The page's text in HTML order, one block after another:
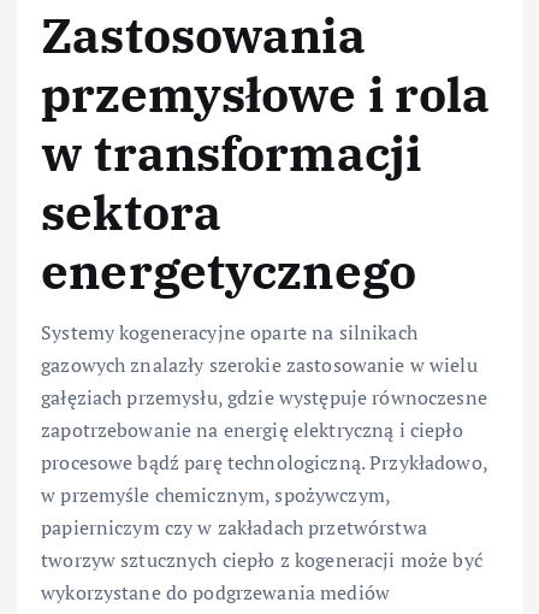
Zastosowania
przemysłowe i rola
w transformacji
sektora
energetycznego
Systemy kogeneracyjne oparte na silnikach
gazowych znalazły szerokie zastosowanie w wielu
gałęziach przemysłu, gdzie występuje równoczesne
zapotrzebowanie na energię elektryczną i ciepło
procesowe bądź parę technologiczną. Przykładowo,
w przemyśle chemicznym, spożywczym,
papierniczym czy w zakładach przetwórstwa
tworzyw sztucznych ciepło z kogeneracji może być
wykorzystane do podgrzewania mediów